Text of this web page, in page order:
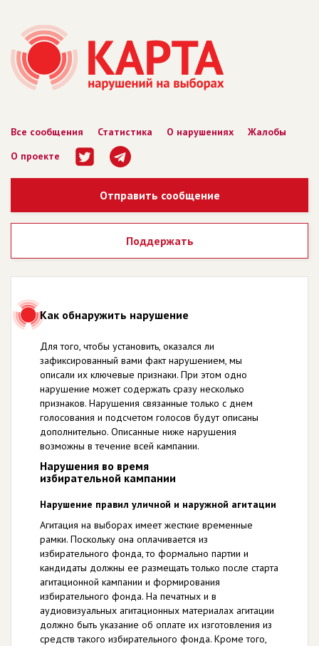
Все сообщения Статистика О нарушениях
Жалобы
О проекте
Отправить сообщение
Поддержать
Как обнаружить нарушение
Для того, чтобы установить, оказался ли
зафиксированный вами факт нарушением, мы
описали их ключевые признаки. При этом одно
нарушение может содержать сразу несколько
признаков. Нарушения связанные только с днем
голосования и подсчетом голосов будут описаны
дополнительно. Описанные ниже нарушения
возможны в течение всей кампании.
Нарушения во время
избирательной кампании
Нарушение правил уличной и наружной агитации
Агитация на выборах имеет жесткие временные
рамки. Поскольку она оплачивается из
избирательного фонда, то формально партии и
кандидаты должны ее размещать только после старта
агитационной кампании и формирования
избирательного фонда. На печатных и в
аудиовизуальных агитационных материалах агитации
должно быть указание об оплате их изготовления из
средств такого избирательного фонда. Кроме того,